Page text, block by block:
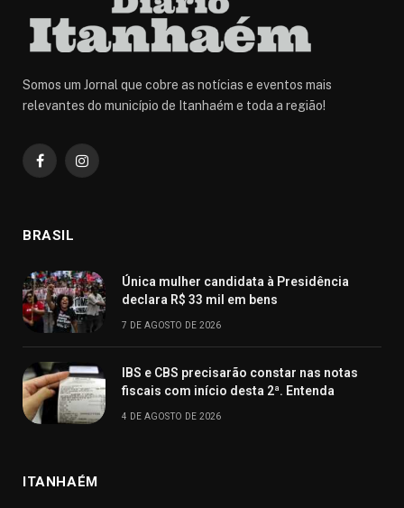
Somos um Jornal que cobre as notícias e eventos mais
relevantes do município de Itanhaém e toda a região!
FacebookInstagram
BRASIL
Única mulher candidata à Presidência
declara R$ 33 mil em bens
7 DE AGOSTO DE 2026
IBS e CBS precisarão constar nas notas
fiscais com início desta 2ª. Entenda
4 DE AGOSTO DE 2026
ITANHAÉM